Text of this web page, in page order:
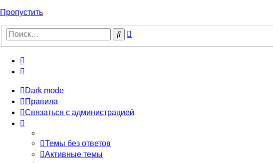
Пропустить
Поиск
Dark mode
Правила
Связаться с администрацией
Темы без ответов
Активные темы